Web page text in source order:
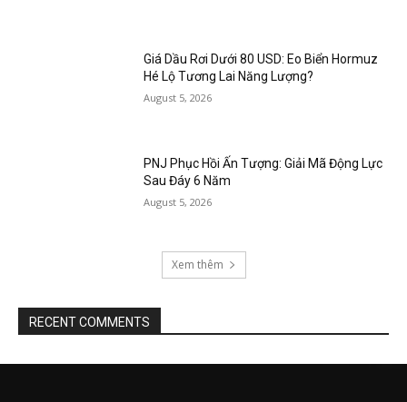
Giá Dầu Rơi Dưới 80 USD: Eo Biển Hormuz
Hé Lộ Tương Lai Năng Lượng?
August 5, 2026
PNJ Phục Hồi Ấn Tượng: Giải Mã Động Lực
Sau Đáy 6 Năm
August 5, 2026
Xem thêm
RECENT COMMENTS